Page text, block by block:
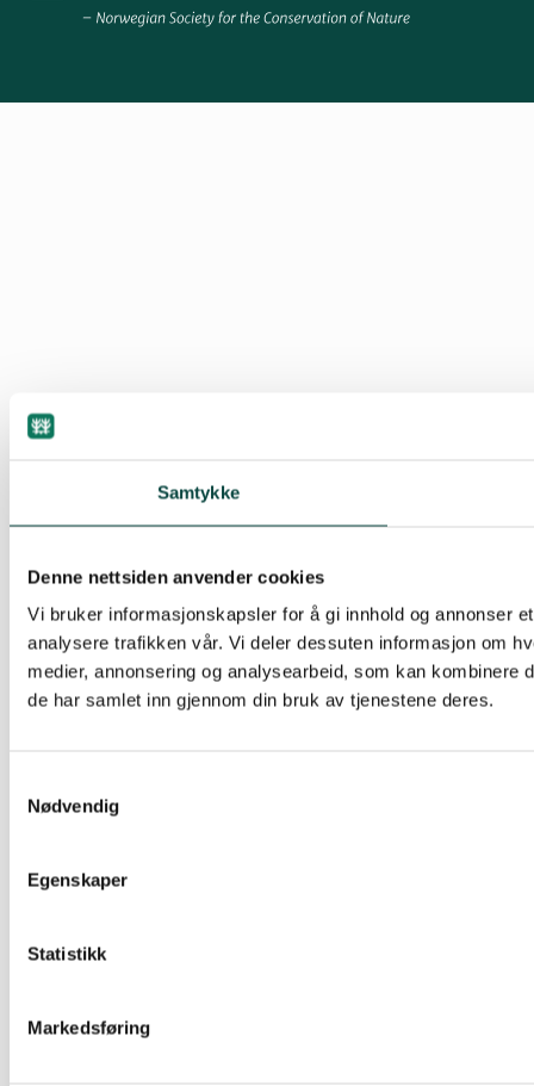
Samtykke
Denne nettsiden anvender cookies
Vi bruker informasjonskapsler for å gi innhold og annonser
analysere trafikken vår. Vi deler dessuten informasjon om
medier, annonsering og analysearbeid, som kan
de har samlet inn gjennom din bruk av tjenestene deres.
Nødvendig
Egenskaper
Statistikk
Markedsføring